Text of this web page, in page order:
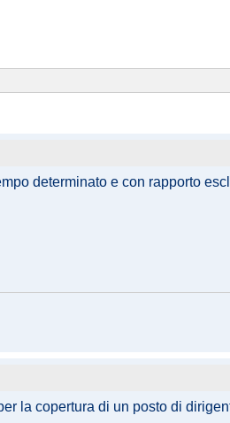
determinato e con rapporto
la copertura di un posto di